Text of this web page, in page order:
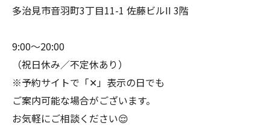
多治見市音羽町3丁目11-1 佐藤ビルII 3階
9:00〜20:00
（祝日休み／不定休あり）
※予約サイトで「✕」表示の日でも
ご案内可能な場合がございます。
お気軽にご相談ください😌